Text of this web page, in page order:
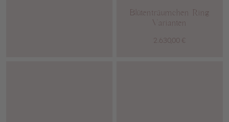
Blütenträumchen Ring
Varianten
2.630,00 €